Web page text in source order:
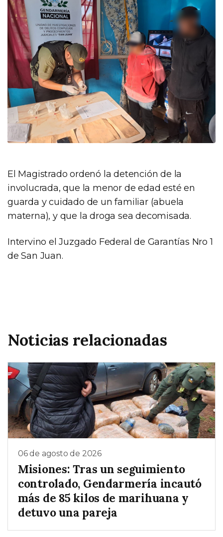
El Magistrado ordenó la detención de la
involucrada, que la menor de edad esté en
guarda y cuidado de un familiar (abuela
materna), y que la droga sea decomisada.
Intervino el Juzgado Federal de Garantías Nro 1
de San Juan.
Noticias relacionadas
06 de agosto de 2026
Misiones: Tras un seguimiento
controlado, Gendarmería incautó
más de 85 kilos de marihuana y
detuvo una pareja